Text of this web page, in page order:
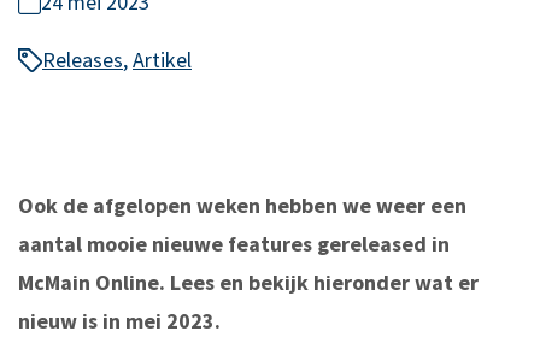
Releases,Artikel
Ook de afgelopen weken hebben we weer een
aantal mooie nieuwe features gereleased in
McMain Online. Lees en bekijk hieronder wat er
nieuw is in mei 2023.